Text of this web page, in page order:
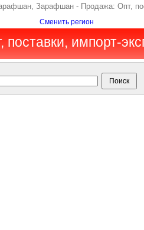
Зарафшан - Продажа: Опт,
Сменить регион
импорт-